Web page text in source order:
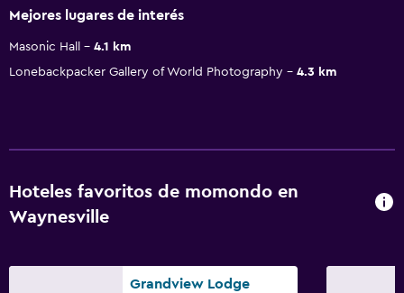
Mejores lugares de interés
Masonic Hall
4.1 km
Lonebackpacker Gallery of World Photography
4.3 km
Hoteles favoritos de momondo en
Waynesville
Grandview Lodge